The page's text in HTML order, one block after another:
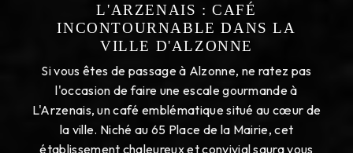
L'ARZENAIS : CAFÉ
INCONTOURNABLE DANS LA
VILLE D'ALZONNE
Si vous êtes de passage à Alzonne, ne ratez pas
l'occasion de faire une escale gourmande à
L'Arzenais, un café emblématique situé au cœur de
la ville. Niché au 65 Place de la Mairie, cet
établissement chaleureux et convivial saura vous